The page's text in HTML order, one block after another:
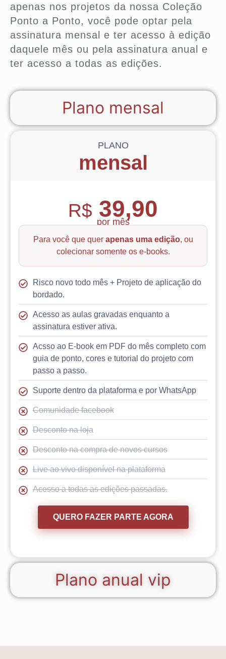
apenas nos projetos da nossa Coleção
Ponto a Ponto, você pode optar pela
assinatura mensal e ter acesso à edição
daquele mês ou pela assinatura anual e
ter acesso a todas as edições.
Plano mensal
Plano anual vip
PLANO
mensal
R$ 39,90
por mês
Para você que quer apenas uma edição, ou
colecionar somente os e-books.
Risco novo todo mês + Projeto de aplicação do
bordado.
Acesso as aulas gravadas enquanto a
assinatura estiver ativa.
Acsso ao E-book em PDF do mês completo com
guia de ponto, cores e tutorial do projeto com
passo a passo.
Suporte dentro da plataforma e por WhatsApp
Comunidade facebook
Desconto na loja
Desconto na compra de novos cursos
Live ao vivo disponível na plataforma
Acesso a todas as edições passadas.
QUERO FAZER PARTE AGORA